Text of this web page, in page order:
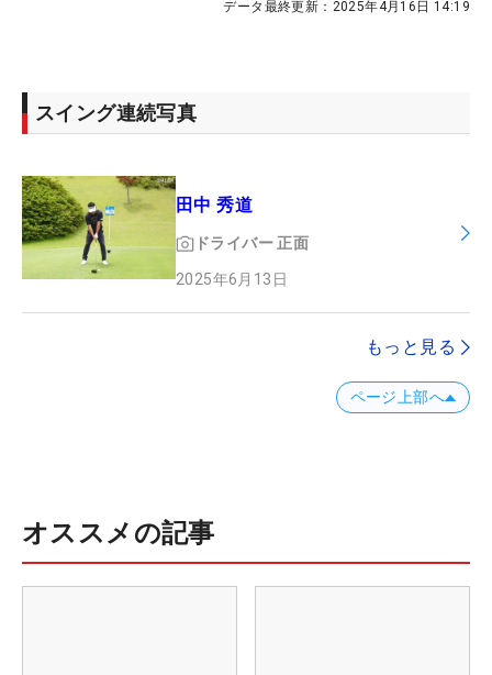
データ最終更新： 2025年4月16日 14:19
スイング連続写真
田中 秀道
ドライバー 正面
2025年6月13日
もっと見る
ページ上部へ
オススメの記事